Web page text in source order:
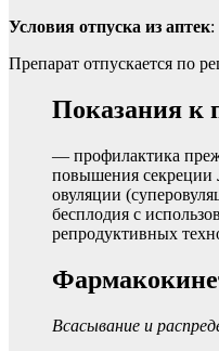
Условия отпуска из аптек:
Препарат отпускается по
Показания к
— профилактика
повышения
овуляции
бесплодия с
репродуктивных
Всасывание и